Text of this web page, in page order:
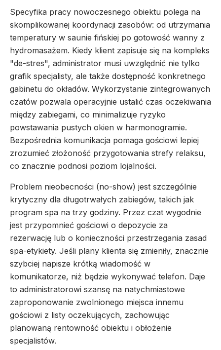
Specyfika pracy nowoczesnego obiektu polega na
skomplikowanej koordynacji zasobów: od utrzymania
temperatury w saunie fińskiej po gotowość wanny z
hydromasażem. Kiedy klient zapisuje się na kompleks
"de-stres", administrator musi uwzględnić nie tylko
grafik specjalisty, ale także dostępność konkretnego
gabinetu do okładów. Wykorzystanie zintegrowanych
czatów pozwala operacyjnie ustalić czas oczekiwania
między zabiegami, co minimalizuje ryzyko
powstawania pustych okien w harmonogramie.
Bezpośrednia komunikacja pomaga gościowi lepiej
zrozumieć złożoność przygotowania strefy relaksu,
co znacznie podnosi poziom lojalności.
Problem nieobecności (no-show) jest szczególnie
krytyczny dla długotrwałych zabiegów, takich jak
program spa na trzy godziny. Przez czat wygodnie
jest przypomnieć gościowi o depozycie za
rezerwację lub o konieczności przestrzegania zasad
spa-etykiety. Jeśli plany klienta się zmieniły, znacznie
szybciej napisze krótką wiadomość w
komunikatorze, niż będzie wykonywać telefon. Daje
to administratorowi szansę na natychmiastowe
zaproponowanie zwolnionego miejsca innemu
gościowi z listy oczekujących, zachowując
planowaną rentowność obiektu i obłożenie
specjalistów.